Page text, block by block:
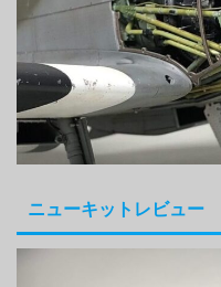
ニューキットレビュー